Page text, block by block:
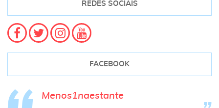
REDES SOCIAIS
FACEBOOK
Menos1naestante